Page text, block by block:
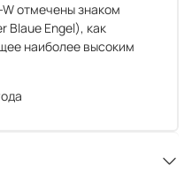
отмечены знаком
Blaue Engel), как
наиболее высоким